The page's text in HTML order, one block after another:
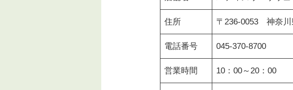
住所 〒236-0053 神奈川
電話番号 045-370-8700
営業時間 10：00～20：00